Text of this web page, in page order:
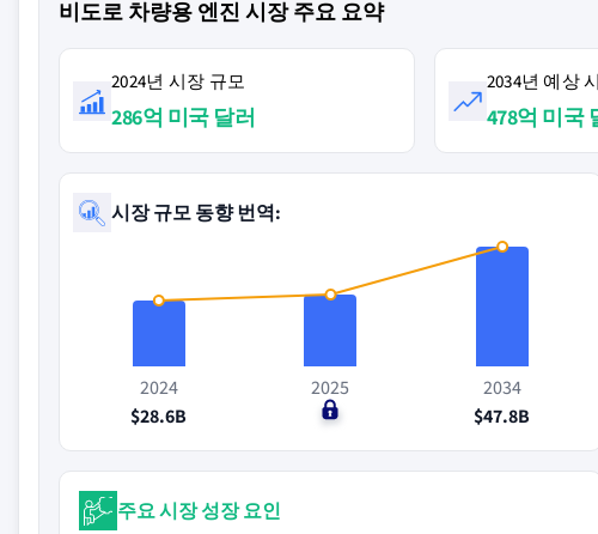
비도로 차량용 엔진 시장 주요 요약
2024년 시장 규모
286억 미국 달러
2034년 예상
478억 미국
시장 규모 동향 번역:
2024
$28.6B
2025
$0
2034
$47.8B
주요 시장 성장 요인